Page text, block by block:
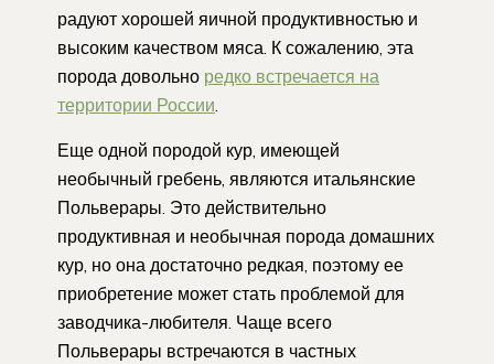
радуют хорошей яичной продуктивностью и
высоким качеством мяса. К сожалению, эта
порода довольно редко встречается на
территории России.
Еще одной породой кур, имеющей
необычный гребень, являются итальянские
Польверары. Это действительно
продуктивная и необычная порода домашних
кур, но она достаточно редкая, поэтому ее
приобретение может стать проблемой для
заводчика-любителя. Чаще всего
Польверары встречаются в частных